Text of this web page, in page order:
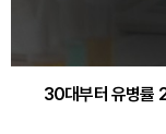
30대부터 유병률